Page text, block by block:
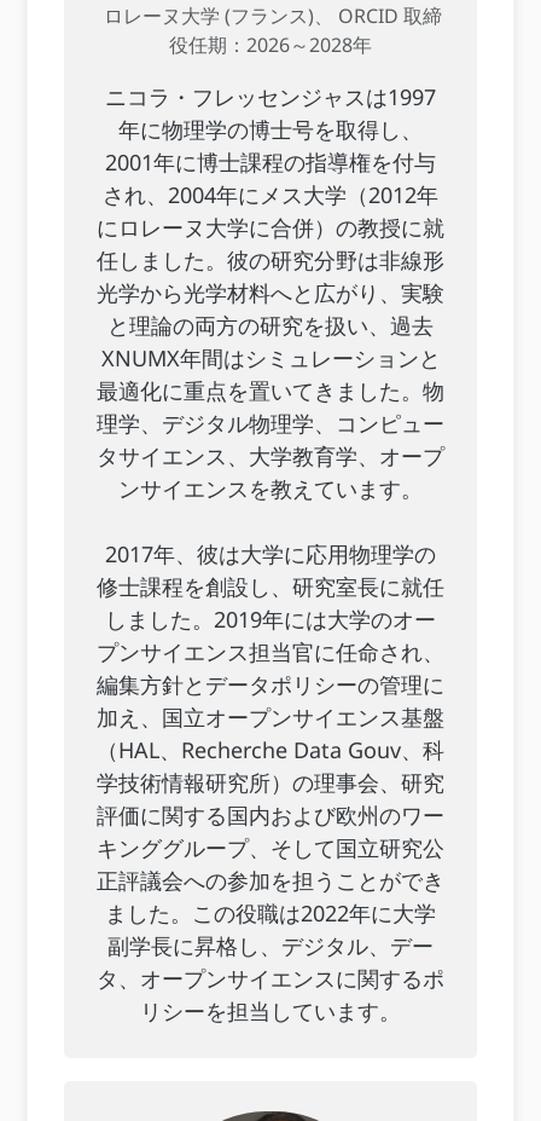
ロレーヌ大学 (フランス)、 ORCID 取締
役任期：2026～2028年
ニコラ・フレッセンジャスは1997
年に物理学の博士号を取得し、
2001年に博士課程の指導権を付与
され、2004年にメス大学（2012年
にロレーヌ大学に合併）の教授に就
任しました。彼の研究分野は非線形
光学から光学材料へと広がり、実験
と理論の両方の研究を扱い、過去
XNUMX年間は​​シミュレーションと
最適化に重点を置いてきました。物
理学、デジタル物理学、コンピュー
タサイエンス、大学教育学、オープ
ンサイエンスを教えています。
2017年、彼は大学に応用物理学の
修士課程を創設し、研究室長に就任
しました。2019年には大学のオー
プンサイエンス担当官に任命され、
編集方針とデータポリシーの管理に
加え、国立オープンサイエンス基盤
（HAL、Recherche Data Gouv、科
学技術情報研究所）の理事会、研究
評価に関する国内および欧州のワー
キンググループ、そして国立研究公
正評議会への参加を担うことができ
ました。この役職は2022年に大学
副学長に昇格し、デジタル、デー
タ、オープンサイエンスに関するポ
リシーを担当しています。